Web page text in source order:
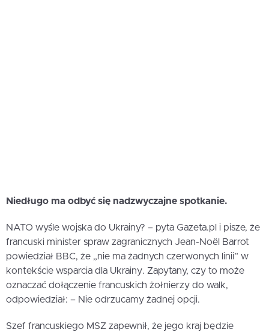
Niedługo ma odbyć się nadzwyczajne spotkanie.
NATO wyśle wojska do Ukrainy? – pyta Gazeta.pl i pisze, że
francuski minister spraw zagranicznych Jean-Noël Barrot
powiedział BBC, że „nie ma żadnych czerwonych linii” w
kontekście wsparcia dla Ukrainy. Zapytany, czy to może
oznaczać dołączenie francuskich żołnierzy do walk,
odpowiedział: – Nie odrzucamy żadnej opcji.
Szef francuskiego MSZ zapewnił, że jego kraj będzie